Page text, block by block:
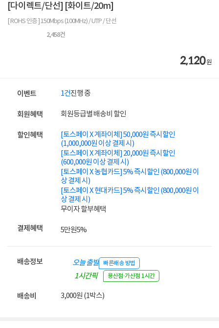
[다이렉트/단선] [화이트/20m]
[ ROHS 인증 ] 150Mbps (100MHz) / UTP / 단선
2,458건
2,120원
이벤트 1건진행 중
회원혜택 회원등급별 배송비 할인
할인혜택
[토스페이 X 계좌이체] 50,000원 즉시할인
(1,000,000원 이상 결제 시)
[토스페이 X 계좌이체] 20,000원 즉시할인
(600,000원 이상 결제 시)
[토스페이 X 농협카드] 5% 즉시할인 (800,000원 이
상 결제 시)
[토스페이 X 현대카드] 5% 즉시할인 (800,000원 이
상 결제 시)
무이자 할부혜택
결제혜택 5만원5%
배송정보 오늘 출발 빠른배송 방법
1시간픽
용산점·가산점 1시간
배송비 3,000원 (1박스)